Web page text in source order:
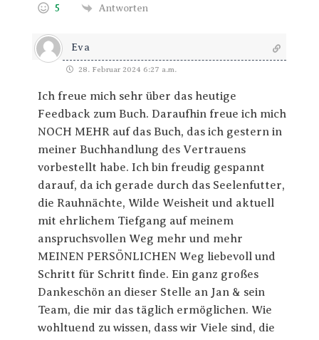
5 Antworten
Eva
28. Februar 2024 6:27 a.m.
Ich freue mich sehr über das heutige
Feedback zum Buch. Daraufhin freue ich mich
NOCH MEHR auf das Buch, das ich gestern in
meiner Buchhandlung des Vertrauens
vorbestellt habe. Ich bin freudig gespannt
darauf, da ich gerade durch das Seelenfutter,
die Rauhnächte, Wilde Weisheit und aktuell
mit ehrlichem Tiefgang auf meinem
anspruchsvollen Weg mehr und mehr
MEINEN PERSÖNLICHEN Weg liebevoll und
Schritt für Schritt finde. Ein ganz großes
Dankeschön an dieser Stelle an Jan & sein
Team, die mir das täglich ermöglichen. Wie
wohltuend zu wissen, dass wir Viele sind, die